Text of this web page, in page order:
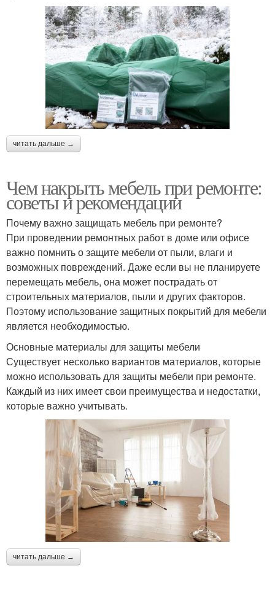
читать дальше →
Чем накрыть мебель при ремонте:
советы и рекомендации
Почему важно защищать мебель при ремонте?
При проведении ремонтных работ в доме или офисе
важно помнить о защите мебели от пыли, влаги и
возможных повреждений. Даже если вы не планируете
перемещать мебель, она может пострадать от
строительных материалов, пыли и других факторов.
Поэтому использование защитных покрытий для мебели
является необходимостью.
Основные материалы для защиты мебели
Существует несколько вариантов материалов, которые
можно использовать для защиты мебели при ремонте.
Каждый из них имеет свои преимущества и недостатки,
которые важно учитывать.
читать дальше →